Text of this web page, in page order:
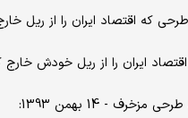
ایران را از ریل خودش